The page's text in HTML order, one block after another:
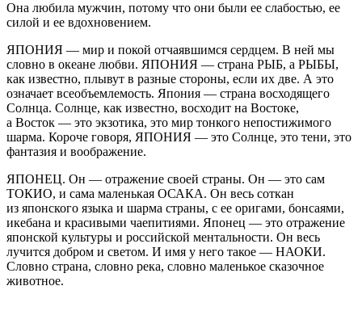
Она любила мужчин, потому что они были ее слабостью, ее
силой и ее вдохновением.
ЯПОНИЯ — мир и покой отчаявшимся сердцем. В ней мы
словно в океане любви. ЯПОНИЯ — страна РЫБ, а РЫБЫ,
как известно, плывут в разные стороны, если их две. А это
означает всеобъемлемость. Япония — страна восходящего
Солнца. Солнце, как известно, восходит на Востоке,
а Восток — это экзотика, это мир тонкого непостижимого
шарма. Короче говоря, ЯПОНИЯ — это Солнце, это тени, это
фантазия и воображение.
ЯПОНЕЦ. Он — отражение своей страны. Он — это сам
ТОКИО, и сама маленькая ОСАКА. Он весь соткан
из японского языка и шарма страны, с ее оригами, бонсаями,
икебана и красивыми чаепитиями. Японец — это отражение
японской культуры и российской ментальности. Он весь
лучится добром и светом. И имя у него такое — НАОКИ.
Словно страна, словно река, словно маленькое сказочное
животное.